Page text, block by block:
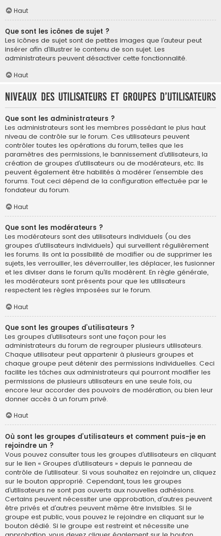
Haut
Que sont les icônes de sujet ?
Les icônes de sujet sont de petites images que l’auteur peut
insérer afin d’illustrer le contenu de son sujet. Les
administrateurs peuvent désactiver cette fonctionnalité.
Haut
Niveaux des utilisateurs et groupes d’utilisateurs
Que sont les administrateurs ?
Les administrateurs sont les membres possédant le plus haut
niveau de contrôle sur le forum. Ces utilisateurs peuvent
contrôler toutes les opérations du forum, telles que les
paramètres des permissions, le bannissement d’utilisateurs, la
création de groupes d’utilisateurs ou de modérateurs, etc. Ils
peuvent également être habilités à modérer l’ensemble des
forums. Tout ceci dépend de la configuration effectuée par le
fondateur du forum.
Haut
Que sont les modérateurs ?
Les modérateurs sont des utilisateurs individuels (ou des
groupes d’utilisateurs individuels) qui surveillent régulièrement
les forums. Ils ont la possibilité de modifier ou de supprimer les
sujets, les verrouiller, les déverrouiller, les déplacer, les fusionner
et les diviser dans le forum qu’ils modèrent. En règle générale,
les modérateurs sont présents pour que les utilisateurs
respectent les règles imposées sur le forum.
Haut
Que sont les groupes d’utilisateurs ?
Les groupes d’utilisateurs sont une façon pour les
administrateurs du forum de regrouper plusieurs utilisateurs.
Chaque utilisateur peut appartenir à plusieurs groupes et
chaque groupe peut détenir des permissions individuelles. Ceci
facilite les tâches aux administrateurs qui pourront modifier les
permissions de plusieurs utilisateurs en une seule fois, ou
encore leur accorder des pouvoirs de modération, ou bien leur
donner accès à un forum privé.
Haut
Où sont les groupes d’utilisateurs et comment puis-je en
rejoindre un ?
Vous pouvez consulter tous les groupes d’utilisateurs en cliquant
sur le lien « Groupes d’utilisateurs » depuis le panneau de
contrôle de l’utilisateur. Si vous souhaitez en rejoindre un, cliquez
sur le bouton approprié. Cependant, tous les groupes
d’utilisateurs ne sont pas ouverts aux nouvelles adhésions.
Certains peuvent nécessiter une approbation, d’autres peuvent
être privés et d’autres peuvent même être invisibles. Si le
groupe est public, vous pouvez le rejoindre en cliquant sur le
bouton dédié. Si le groupe est restreint et nécessite une